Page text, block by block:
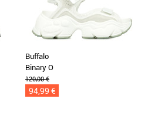
Buffalo
Binary O
120,00 €
94,99 €